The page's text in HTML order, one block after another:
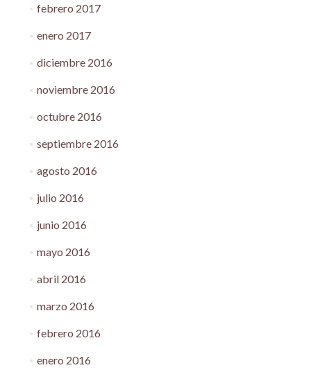
febrero 2017
enero 2017
diciembre 2016
noviembre 2016
octubre 2016
septiembre 2016
agosto 2016
julio 2016
junio 2016
mayo 2016
abril 2016
marzo 2016
febrero 2016
enero 2016